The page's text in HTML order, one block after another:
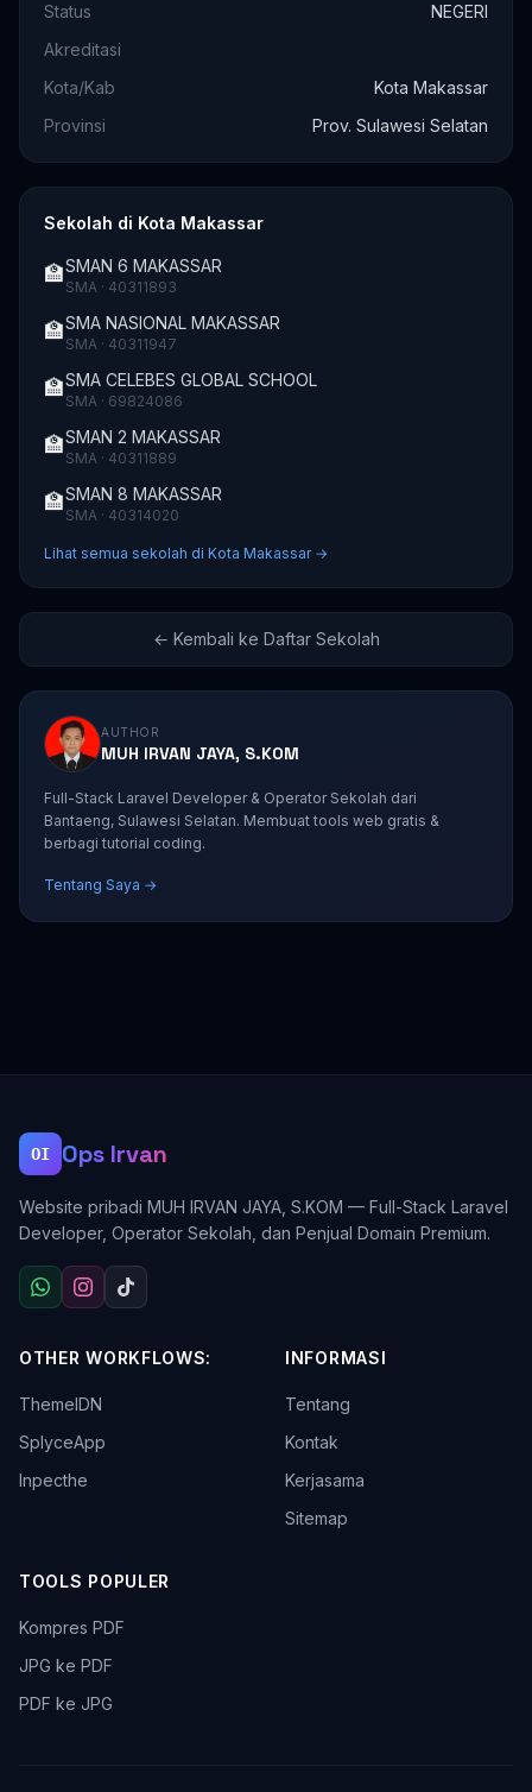
Status
NEGERI
Akreditasi
Kota/Kab
Kota Makassar
Provinsi
Prov. Sulawesi Selatan
Sekolah di Kota Makassar
🏫SMAN 6 MAKASSAR
SMA · 40311893
🏫SMA NASIONAL MAKASSAR
SMA · 40311947
🏫SMA CELEBES GLOBAL SCHOOL
SMA · 69824086
🏫SMAN 2 MAKASSAR
SMA · 40311889
🏫SMAN 8 MAKASSAR
SMA · 40314020
Lihat semua sekolah di Kota Makassar →
← Kembali ke Daftar Sekolah
AUTHOR
MUH IRVAN JAYA, S.KOM
Full-Stack Laravel Developer & Operator Sekolah dari
Bantaeng, Sulawesi Selatan. Membuat tools web gratis &
berbagi tutorial coding.
Tentang Saya →
OI Ops Irvan
Website pribadi MUH IRVAN JAYA, S.KOM — Full-Stack Laravel
Developer, Operator Sekolah, dan Penjual Domain Premium.
OTHER WORKFLOWS:
ThemeIDN
SplyceApp
Inpecthe
INFORMASI
Tentang
Kontak
Kerjasama
Sitemap
TOOLS POPULER
Kompres PDF
JPG ke PDF
PDF ke JPG